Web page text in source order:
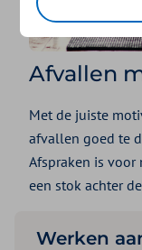
Afvallen
Met de juiste
afvallen goed te
Afspraken is voor
een stok achter
Werken